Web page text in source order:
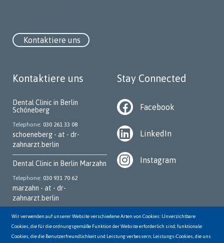
Kontaktiere uns
Kontaktiere uns
Dental Clinic in Berlin
Schöneberg
Telephone 030 261 33 08
schoeneberg - at - dr-
zahnarzt.berlin
Dental Clinic in Berlin Marzahn
Telephone 030 931 70 62
marzahn - at - dr-
zahnarzt.berlin
Dental Clinic in Berlin
Kreuzberg
Telephone 030 252 95 700
Stay Connected
Facebook
LinkedIn
Instagram
Wir verwenden auf unserer Website verschiedene Arten von Cookies: Unverzichtbare
Cookies, die für die ordnungsgemäße Funktion der Website erforderlich sind; funktionale
Cookies, die die Benutzerfreundlichkeit und Leistung verbessern; Leistungs-Cookies, die uns